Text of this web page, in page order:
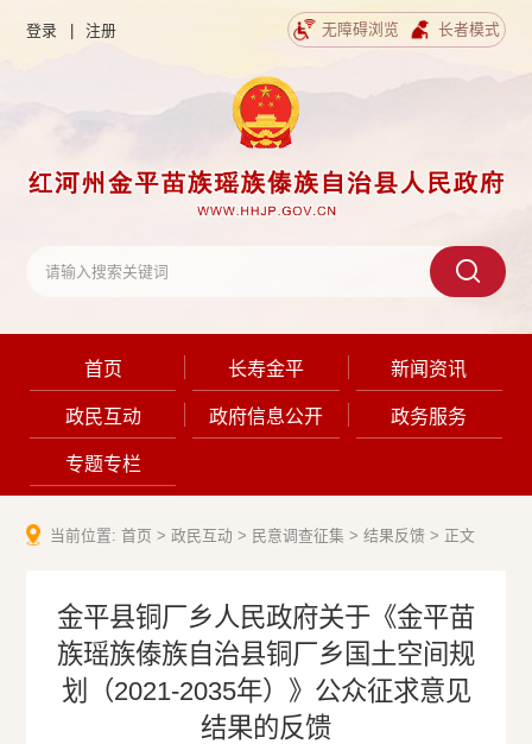
登录 | 注册 无障碍浏览 长者模式
首页 长寿金平 新闻资讯
政民互动 政府信息公开 政务服务
专题专栏
当前位置:首页 >政民互动 > 民意调查征集 >结果反馈 > 正文
金平县铜厂乡人民政府关于《金平苗
族瑶族傣族自治县铜厂乡国土空间规
划（2021-2035年）》公众征求意见
结果的反馈